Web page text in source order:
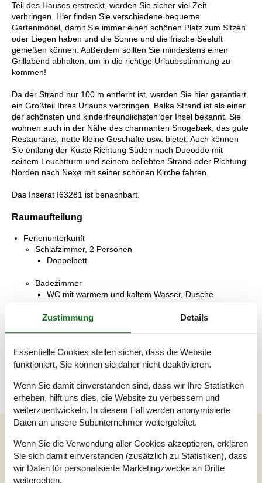
Teil des Hauses erstreckt, werden Sie sicher viel Zeit
verbringen. Hier finden Sie verschiedene bequeme
Gartenmöbel, damit Sie immer einen schönen Platz zum Sitzen
oder Liegen haben und die Sonne und die frische Seeluft
genießen können. Außerdem sollten Sie mindestens einen
Grillabend abhalten, um in die richtige Urlaubsstimmung zu
kommen!
Da der Strand nur 100 m entfernt ist, werden Sie hier garantiert
ein Großteil Ihres Urlaubs verbringen. Balka Strand ist als einer
der schönsten und kinderfreundlichsten der Insel bekannt. Sie
wohnen auch in der Nähe des charmanten Snogebæk, das gute
Restaurants, nette kleine Geschäfte usw. bietet. Auch können
Sie entlang der Küste Richtung Süden nach Dueodde mit
seinem Leuchtturm und seinem beliebten Strand oder Richtung
Norden nach Nexø mit seiner schönen Kirche fahren.
Das Inserat I63281 ist benachbart.
Raumaufteilung
Ferienunterkunft
Schlafzimmer, 2 Personen
Doppelbett
Badezimmer
WC mit warmem und kaltem Wasser, Dusche
Wohnzimmer, 1 Person
Terrasse
Offene Terrasse
Unsere Gästebewertungen
Unsere GästebewertungenExterne Bewertungen
Zustimmung Details
Essentielle Cookies stellen sicher, dass die Website
funktioniert, Sie können sie daher nicht deaktivieren.
Wenn Sie damit einverstanden sind, dass wir Ihre Statistiken
erheben, hilft uns dies, die Website zu verbessern und
weiterzuentwickeln. In diesem Fall werden anonymisierte
Daten an unsere Subunternehmer weitergeleitet.
Wenn Sie die Verwendung aller Cookies akzeptieren, erklären
Sie sich damit einverstanden (zusätzlich zu Statistiken), dass
wir Daten für personalisierte Marketingzwecke an Dritte
weitergeben.